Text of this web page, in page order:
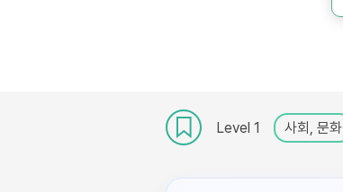
Level 1 사회, 문화